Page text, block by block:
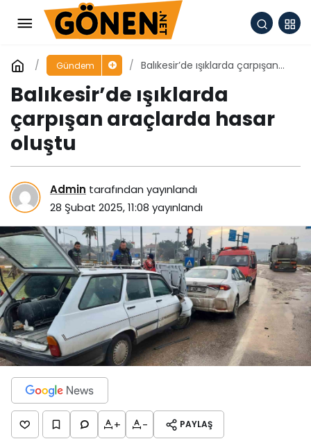
Gündem
Balıkesir’de ışıklarda çarpışan
Balıkesir’de ışıklarda
çarpışan araçlarda hasar
oluştu
Admin tarafından yayınlandı
28 Şubat 2025, 11:08 yayınlandı
+ - PAYLAŞ